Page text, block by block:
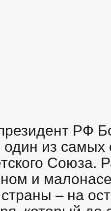
РФ
из
Союза.
и
– на